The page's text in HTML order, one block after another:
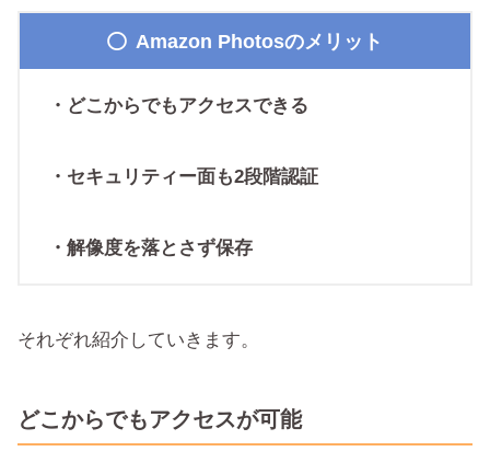
Amazon Photosのメリット
・どこからでもアクセスできる
・セキュリティー面も2段階認証
・解像度を落とさず保存
それぞれ紹介していきます。
どこからでもアクセスが可能